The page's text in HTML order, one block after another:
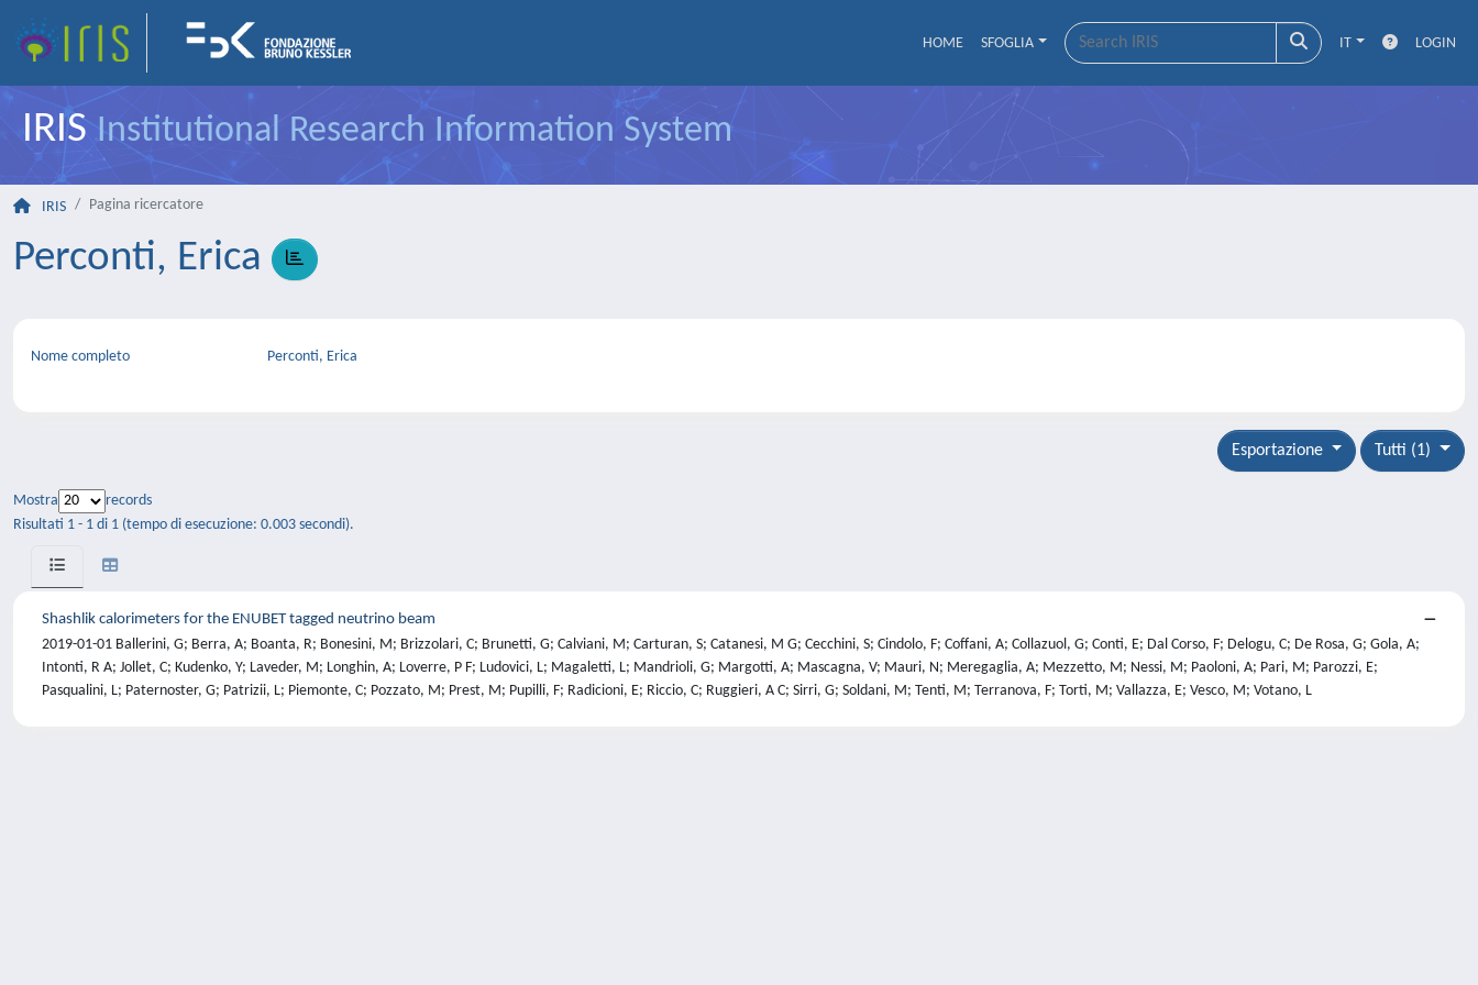
HOME SFOGLIA IT LOGIN
IRISInstitutional Research Information System
IRIS Pagina ricercatore
Perconti, Erica
Nome completo Perconti, Erica
Tutti (1)
Esportazione
Mostra
records
Risultati 1 - 1 di 1 (tempo di esecuzione: 0.003 secondi).
Shashlik calorimeters for the ENUBET tagged neutrino beam
2019-01-01 Ballerini, G; Berra, A; Boanta, R; Bonesini, M; Brizzolari, C; Brunetti, G; Calviani, M; Carturan, S; Catanesi, M G; Cecchini, S; Cindolo, F; Coffani, A; Collazuol, G; Conti, E; Dal Corso, F; Delogu, C; De Rosa, G; Gola, A;
Intonti, R A; Jollet, C; Kudenko, Y; Laveder, M; Longhin, A; Loverre, P F; Ludovici, L; Magaletti, L; Mandrioli, G; Margotti, A; Mascagna, V; Mauri, N; Meregaglia, A; Mezzetto, M; Nessi, M; Paoloni, A; Pari, M; Parozzi, E;
Pasqualini, L; Paternoster, G; Patrizii, L; Piemonte, C; Pozzato, M; Prest, M; Pupilli, F; Radicioni, E; Riccio, C; Ruggieri, A C; Sirri, G; Soldani, M; Tenti, M; Terranova, F; Torti, M; Vallazza, E; Vesco, M; Votano, L